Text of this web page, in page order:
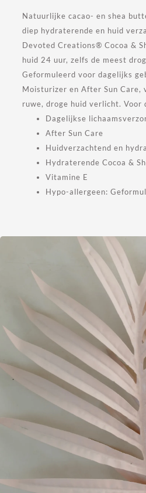
Natuurlijke cacao- en shea
diep hydraterende en huid
Devoted Creations® Cocoa &
huid 24 uur, zelfs de meest
Geformuleerd voor dagelijks
Moisturizer en After Sun Care,
ruwe, droge huid verlicht. Voor
Dagelijkse
After Sun Care
Huidverzachtend en
Hydraterende Cocoa &
Vitamine E
Hypo-allergeen: